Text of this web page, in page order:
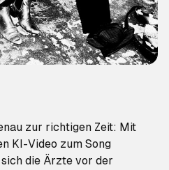
zur richtigen Zeit: Mit
KI-Video zum Song
die Ärzte vor der